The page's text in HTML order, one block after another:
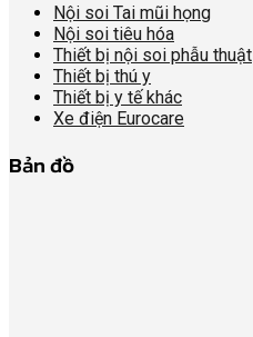
Nội soi Tai mũi họng
Nội soi tiêu hóa
Thiết bị nội soi phẫu thuật
Thiết bị thú y
Thiết bị y tế khác
Xe điện Eurocare
Bản đồ